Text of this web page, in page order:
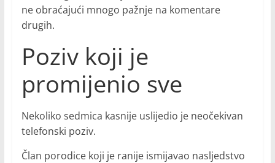
ne obraćajući mnogo pažnje na komentare
drugih.
Poziv koji je
promijenio sve
Nekoliko sedmica kasnije uslijedio je neočekivan
telefonski poziv.
Član porodice koji je ranije ismijavao nasljedstvo